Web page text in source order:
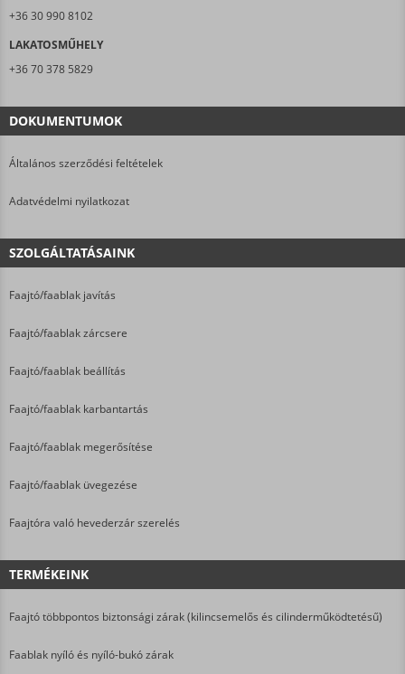
+36 30 990 8102
LAKATOSMŰHELY
+36 70 378 5829
DOKUMENTUMOK
Általános szerződési feltételek
Adatvédelmi nyilatkozat
SZOLGÁLTATÁSAINK
Faajtó/faablak javítás
Faajtó/faablak zárcsere
Faajtó/faablak beállítás
Faajtó/faablak karbantartás
Faajtó/faablak megerősítése
Faajtó/faablak üvegezése
Faajtóra való hevederzár szerelés
TERMÉKEINK
Faajtó többpontos biztonsági zárak (kilincsemelős és cilinderműködtetésű)
Faablak nyíló és nyíló-bukó zárak